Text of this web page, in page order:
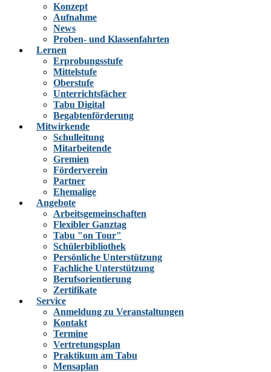
Konzept
Aufnahme
News
Proben- und Klassenfahrten
Lernen
Erprobungsstufe
Mittelstufe
Oberstufe
Unterrichtsfächer
Tabu Digital
Begabtenförderung
Mitwirkende
Schulleitung
Mitarbeitende
Gremien
Förderverein
Partner
Ehemalige
Angebote
Arbeitsgemeinschaften
Flexibler Ganztag
Tabu "on Tour"
Schülerbibliothek
Persönliche Unterstützung
Fachliche Unterstützung
Berufsorientierung
Zertifikate
Service
Anmeldung zu Veranstaltungen
Kontakt
Termine
Vertretungsplan
Praktikum am Tabu
Mensaplan